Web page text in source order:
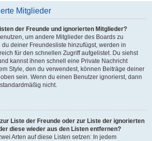
Mitglieder
der Freunde und ignorierten Mitglieder?
um andere Mitglieder des Boards zu
deiner Freundesliste hinzufügst, werden in
für den schnellen Zugriff aufgelistet. Du siehst
kannst ihnen schnell eine Private Nachricht
Style, den du verwendest, können Beiträge deiner
sein. Wenn du einen Benutzer ignorierst, dann
nicht.
Liste der Freunde oder zur Liste der ignorierten
diese wieder aus den Listen entfernen?
Arten auf diese Listen setzen: In jedem